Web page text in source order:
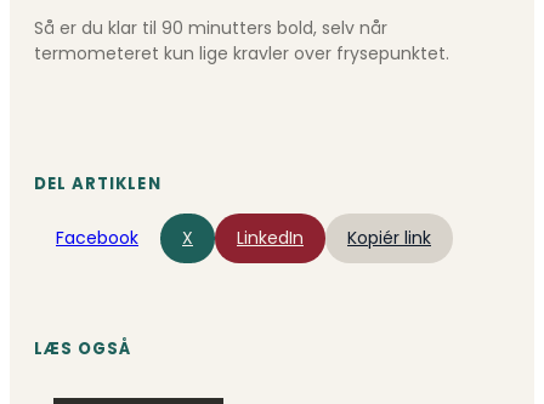
Så er du klar til 90 minutters bold, selv når
termometeret kun lige kravler over frysepunktet.
DEL ARTIKLEN
Facebook X LinkedIn Kopiér link
LÆS OGSÅ